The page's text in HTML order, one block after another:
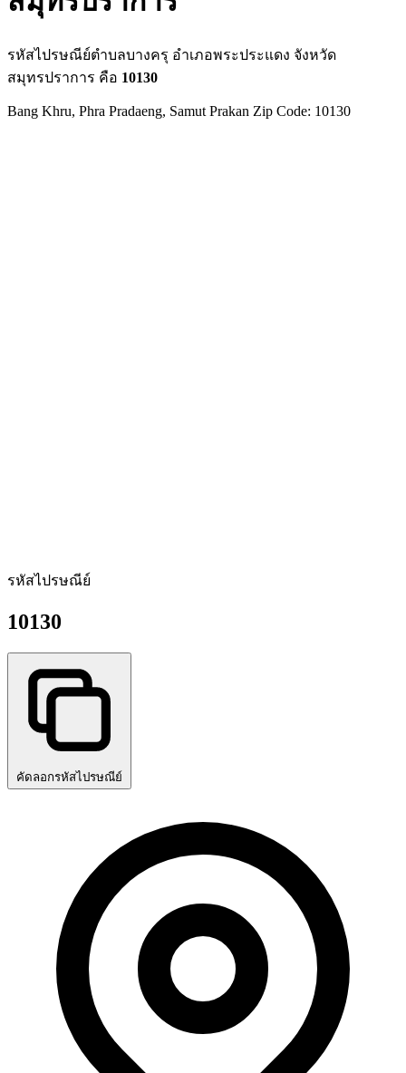
รหัสไปรษณีย์ตำบลบางครุ อำเภอพระประแดง จังหวัด
สมุทรปราการ คือ 10130
Bang Khru, Phra Pradaeng, Samut Prakan Zip Code: 10130
รหัสไปรษณีย์
10130
คัดลอกรหัสไปรษณีย์